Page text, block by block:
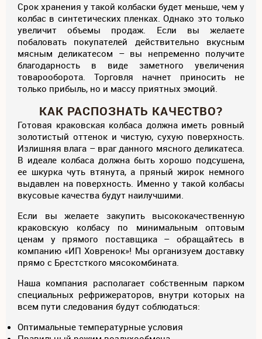
Срок хранения у такой колбаски будет меньше, чем у
колбас в синтетических пленках. Однако это только
увеличит объемы продаж. Если вы желаете
побаловать покупателей действительно вкусным
мясным деликатесом – вы непременно получите
благодарность в виде заметного увеличения
товарооборота. Торговля начнет приносить не
только прибыль, но и массу приятных эмоций.
КАК РАСПОЗНАТЬ КАЧЕСТВО?
Готовая краковская колбаса должна иметь ровный
золотистый оттенок и чистую, сухую поверхность.
Излишняя влага – враг данного мясного деликатеса.
В идеале колбаса должна быть хорошо подсушена,
ее шкурка чуть втянута, а пряный жирок немного
выдавлен на поверхность. Именно у такой колбасы
вкусовые качества будут наилучшими.
Если вы желаете закупить высококачественную
краковскую колбасу по минимальным оптовым
ценам у прямого поставщика – обращайтесь в
компанию «ИП Ховренок»! Мы организуем доставку
прямо с Брестсткого мясокомбината.
Наша компания располагает собственным парком
специальных рефрижераторов, внутри которых на
всем пути следования будут соблюдаться:
Оптимальные температурные условия